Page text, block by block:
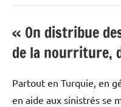
« On distribue
de la nourriture,
Partout en Turquie, en
en aide aux sinistrés se